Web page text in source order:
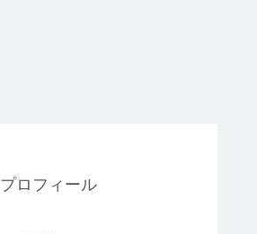
プロフィール